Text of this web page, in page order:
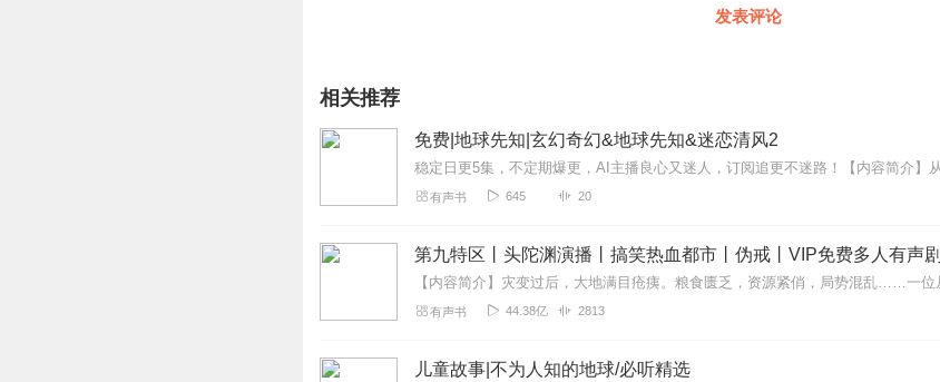
发表评论
相关推荐
免费|地球先知|玄幻奇幻&地球先知&迷恋清风2
有声书 645 20
第九特区丨头陀渊演播丨搞笑热血都市丨伪戒丨VIP免费多人有声剧
有声书 44.38亿 2813
儿童故事|不为人知的地球/必听精选